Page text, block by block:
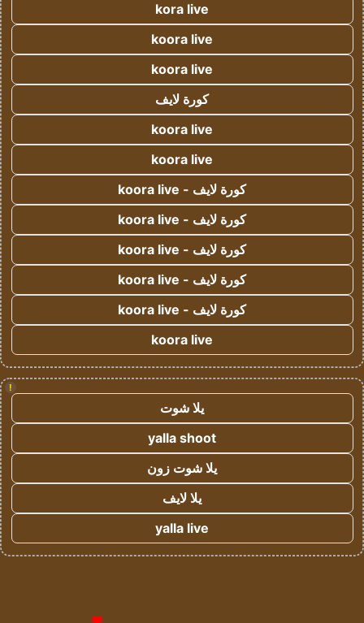
kora live
koora live
koora live
كورة لايف
koora live
koora live
كورة لايف - koora live
كورة لايف - koora live
كورة لايف - koora live
كورة لايف - koora live
كورة لايف - koora live
koora live
!
يلا شوت
yalla shoot
يلا شوت زون
يلا لايف
yalla live